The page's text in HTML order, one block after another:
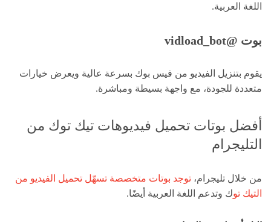
اللغة العربية.
بوت @vidload_bot
يقوم بتنزيل الفيديو من فيس بوك بسرعة عالية ويعرض خيارات
متعددة للجودة، مع واجهة بسيطة ومباشرة.
أفضل بوتات تحميل فيديوهات تيك توك من
التليجرام
من خلال تليجرام، توجد بوتات متخصصة تسهّل تحميل الفيديو من
التيك توك وتدعم اللغة العربية أيضًا.